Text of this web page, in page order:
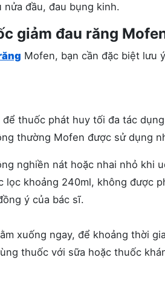
đầu, đau bụng kinh.
giảm đau răng
Mofen, bạn cần đặc biệt lưu
thuốc phát huy tối đa tác
thường Mofen được sử dụng
nghiền nát hoặc nhai nhỏ khi
lọc khoảng 240ml, không được
ý của bác sĩ.
xuống ngay, để khoảng thời
thuốc với sữa hoặc thuốc